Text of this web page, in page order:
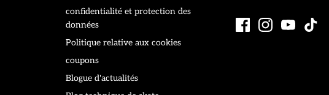
confidentialité et protection des
données
Politique relative aux cookies
coupons
Blogue d'actualités